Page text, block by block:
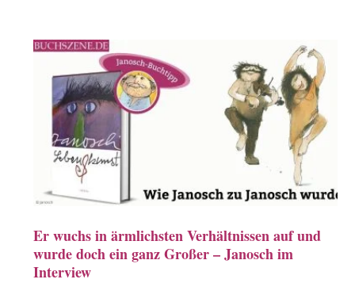
Er wuchs in ärmlichsten Verhältnissen auf und
wurde doch ein ganz Großer – Janosch im
Interview